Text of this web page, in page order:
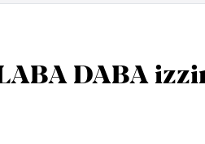
DABA